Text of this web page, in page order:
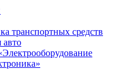
транспортных средств
авто